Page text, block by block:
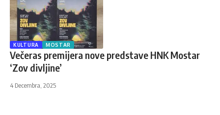
KULTURA MOSTAR
Večeras premijera nove predstave HNK Mostar
‘Zov divljine’
4 Decembra, 2025